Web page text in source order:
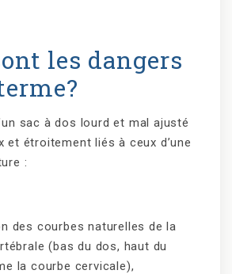
les dangers
sac à dos lourd et mal ajusté
et étroitement liés à ceux d’une
:
des courbes naturelles de la
(bas du dos, haut du
la courbe cervicale),